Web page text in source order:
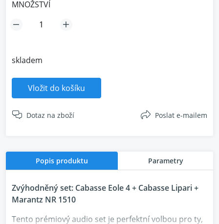
MNOŽSTVÍ
skladem
Vložit do košíku
Dotaz na zboží Poslat e-mailem
Popis produktu Parametry
Zvýhodněný set: Cabasse Eole 4 + Cabasse Lipari +
Marantz NR 1510
Tento prémiový audio set je perfektní volbou pro ty,